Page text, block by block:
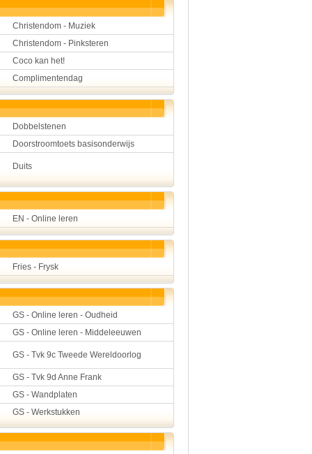
Christendom - Muziek
Christendom - Pinksteren
Coco kan het!
Complimentendag
Dobbelstenen
Doorstroomtoets basisonderwijs
Duits
EN - Online leren
Fries - Frysk
GS - Online leren - Oudheid
GS - Online leren - Middeleeuwen
GS - Tvk 9c Tweede Wereldoorlog
GS - Tvk 9d Anne Frank
GS - Wandplaten
GS - Werkstukken